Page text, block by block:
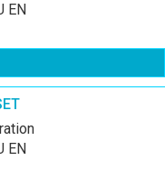
EN
EN